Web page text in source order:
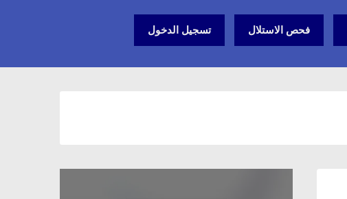
فحص الاستلال تسجيل الدخول